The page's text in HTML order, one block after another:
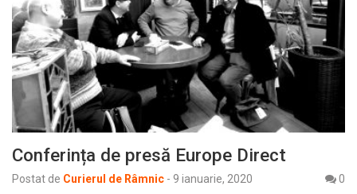
Conferința de presă Europe Direct
Postat de Curierul de Râmnic - 9 ianuarie, 2020
0